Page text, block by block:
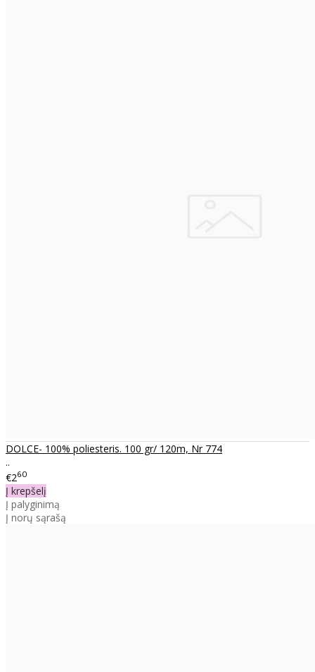
DOLCE- 100% poliesteris. 100 gr/ 120m, Nr 774
..
€260
Į krepšelį
Į palyginimą
Į norų sąrašą